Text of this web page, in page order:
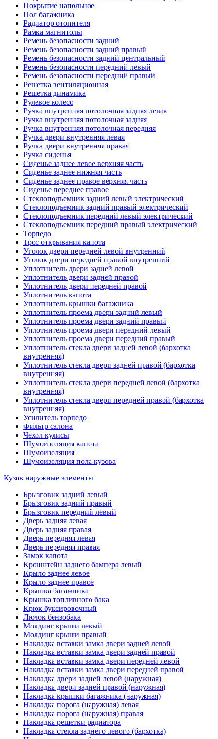
Покрытие напольное
Пол багажника
Радиатор отопителя
Рамка магнитолы
Ремень безопасности задний
Ремень безопасности задний правый
Ремень безопасности задний центральный
Ремень безопасности передний левый
Ремень безопасности передний правый
Решетка вентиляционная
Решетка динамика
Рулевое колесо
Ручка внутренняя потолочная задняя левая
Ручка внутренняя потолочная задняя
Ручка внутренняя потолочная передняя
Ручка двери внутренняя левая
Ручка двери внутренняя правая
Ручка сиденья
Сиденье заднее левое верхняя часть
Сиденье заднее нижняя часть
Сиденье заднее правое верхняя часть
Сиденье переднее правое
Стеклоподъемник задний левый электрический
Стеклоподъемник задний правый электрический
Стеклоподъемник передний левый электрический
Стеклоподъемник передний правый электрический
Торпедо
Трос открывания капота
Уголок двери передней левой внутренний
Уголок двери передней правой внутренний
Уплотнитель двери задней левой
Уплотнитель двери задней правой
Уплотнитель двери передней правой
Уплотнитель капота
Уплотнитель крышки багажника
Уплотнитель проема двери задний левый
Уплотнитель проема двери задний правый
Уплотнитель проема двери передний левый
Уплотнитель проема двери передний правый
Уплотнитель стекла двери задней левой (бархотка
внутренняя)
Уплотнитель стекла двери задней правой (бархотка
внутренняя)
Уплотнитель стекла двери передней левой (бархотка
внутренняя)
Уплотнитель стекла двери передней правой (бархотка
внутренняя)
Усилитель торпедо
Фильтр салона
Чехол кулисы
Шумоизоляция капота
Шумоизоляция
Шумоизоляция пола кузова
Кузов наружные элементы
Брызговик задний левый
Брызговик задний правый
Брызговик передний левый
Дверь задняя левая
Дверь задняя правая
Дверь передняя левая
Дверь передняя правая
Замок капота
Кронштейн заднего бампера левый
Крыло заднее левое
Крыло заднее правое
Крышка багажника
Крышка топливного бака
Крюк буксировочный
Лючок бензобака
Молдинг крыши левый
Молдинг крыши правый
Накладка вставки замка двери задней левой
Накладка вставки замка двери задней правой
Накладка вставки замка двери передней левой
Накладка вставки замка двери передней правой
Накладка двери задней левой (наружная)
Накладка двери задней правой (наружная)
Накладка крышки багажника (наружная)
Накладка порога (наружная) левая
Накладка порога (наружная) правая
Накладка решетки радиатора
Накладка стекла заднего левого (бархотка)